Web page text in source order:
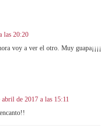
las 20:20
voy a ver el otro. Muy guapa¡¡¡¡
abril de 2017 a las 15:11